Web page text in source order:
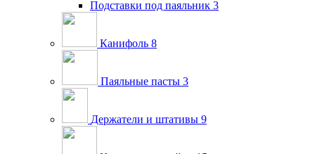
Подставки под паяльник 3
Канифоль 8
Паяльные пасты 3
Держатели и штативы 9